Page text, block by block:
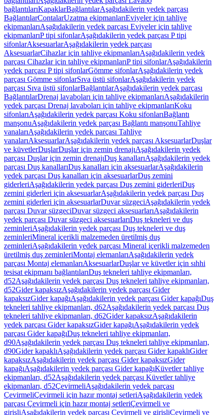
bağlantılarıKapaklarBağlantılarAşağıdakilerin yedek parçası
BağlantılarContalarUzatma ekipmanlarıEviyeler için tahliye
ekipmanlarıAşağıdakilerin yedek parçası Eviyeler için tahliye
ekipmanlarıP tipi sifonlarAşağıdakilerin yedek parçası P tipi
sifonlarAksesuarlarAşağıdakilerin yedek parçası
AksesuarlarCihazlar için tahliye ekipmanlarıAşağıdakilerin yedek
parçası Cihazlar için tahliye ekipmanlarıP tipi sifonlarAşağıdakilerin
yedek parçası P tipi sifonlarGömme sifonlarAşağıdakilerin yedek
parçası Gömme sifonlarSıva üstü sifonlarAşağıdakilerin yedek
parçası Sıva üstü sifonlarBağlantılarAşağıdakilerin yedek parçası
BağlantılarDrenaj lavaboları için tahliye ekipmanlarıAşağıdakilerin
yedek parçası Drenaj lavaboları için tahliye ekipmanlarıKoku
sifonlarıAşağıdakilerin yedek parçası Koku sifonlarıBağlantı
manşonuAşağıdakilerin yedek parçası Bağlantı manşonuTahliye
vanalarıAşağıdakilerin yedek parçası Tahliye
vanalarıAksesuarlarAşağıdakilerin yedek parçası AksesuarlarDuşlar
ve küvetlerDuşlarDuşlar için zemin drenajıAşağıdakilerin yedek
parçası Duşlar için zemin drenajıDuş kanallarıAşağıdakilerin yedek
parçası Duş kanallarıDuş kanalları için aksesuarlarAşağıdakilerin
yedek parçası Duş kanalları için aksesuarlarDuş zemini
giderleriAşağıdakilerin yedek parçası Duş zemini giderleriDuş
zemini giderleri için aksesuarlarAşağıdakilerin yedek parçası Duş
zemini giderleri için aksesuarlarDuvar süzgeciAşağıdakilerin yedek
parçası Duvar süzgeciDuvar süzgeci aksesuarlarıAşağıdakilerin
yedek parçası Duvar süzgeci aksesuarlarıDuş tekneleri ve duş
zeminleriAşağıdakilerin yedek parçası Duş tekneleri ve duş
zeminleriMineral içerikli malzemeden üretilmiş duş
zeminleriAşağıdakilerin yedek parçası Mineral içerikli malzemeden
üretilmiş duş zeminleriMontaj elemanlarıAşağıdakilerin yedek
parçası Montaj elemanlarıAksesuarlarDuşlar ve küvetler için sıhhi
tesisat ekipmanı bağlantılarıDuş tekneleri tahliye ekipmanları,
d52Aşağıdakilerin yedek parçası Duş tekneleri tahliye ekipmanları,
d52Gider kapaksızAşağıdakilerin yedek parçası Gider
kapaksızGider kapağıAşağıdakilerin yedek parçası Gider kapağıDuş
tekneleri tahliye ekipmanları, d62Aşağıdakilerin yedek parçası Duş
tekneleri tahliye ekipmanları, d62Gider kapaksızAşağıdakilerin
yedek parçası Gider kapaksızGider kapağıAşağıdakilerin yedek
parçası Gider kapağıDuş tekneleri tahliye ekipmanları,
d90Aşağıdakilerin yedek parçası Duş tekneleri tahliye ekipmanları,
d90Gider kapaklıAşağıdakilerin yedek parçası Gider kapaklıGider
kapaksızAşağıdakilerin yedek parçası Gider kapaksızGider
kapağıAşağıdakilerin yedek parçası Gider kapağıKüvetler tahliye
ekipmanları, d52Aşağıdakilerin yedek parçası Küvetler tahliye
ekipmanları, d52ÇevirmeliAşağıdakilerin yedek parçası
ÇevirmeliÇevirmeli için hazır montaj setleriAşağıdakilerin yedek
parçası Çevirmeli için hazır montaj setleriÇevirmeli ve
girişliAşağıdakilerin yedek parçası Çevirmeli ve girişliÇevirmeli ve